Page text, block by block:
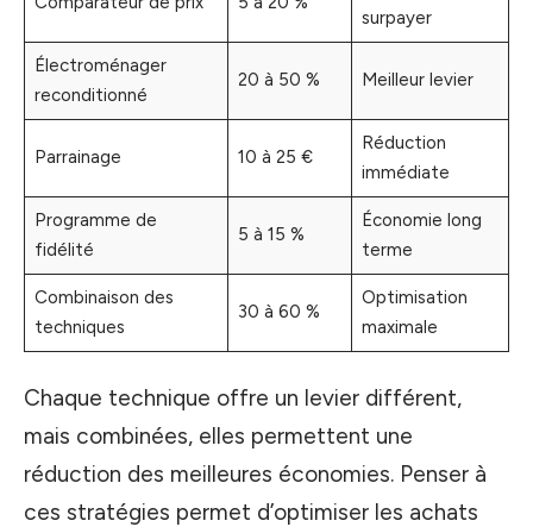
surpayer
Électroménager
reconditionné
20 à 50 % Meilleur levier
Parrainage 10 à 25 €
Réduction
immédiate
Programme de
fidélité
5 à 15 %
Économie long
terme
Combinaison des
techniques
30 à 60 %
Optimisation
maximale
Chaque technique offre un levier différent,
mais combinées, elles permettent une
réduction des meilleures économies. Penser à
ces stratégies permet d’optimiser les achats